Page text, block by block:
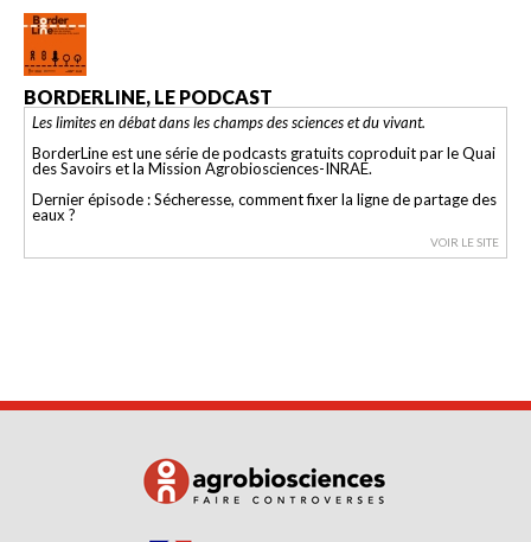
BORDERLINE, LE PODCAST
Les limites en débat dans les champs des sciences et du vivant.
BorderLine est une série de podcasts gratuits coproduit par le Quai
des Savoirs et la Mission Agrobiosciences-INRAE.
Dernier épisode : Sécheresse, comment fixer la ligne de partage des
eaux ?
VOIR LE SITE